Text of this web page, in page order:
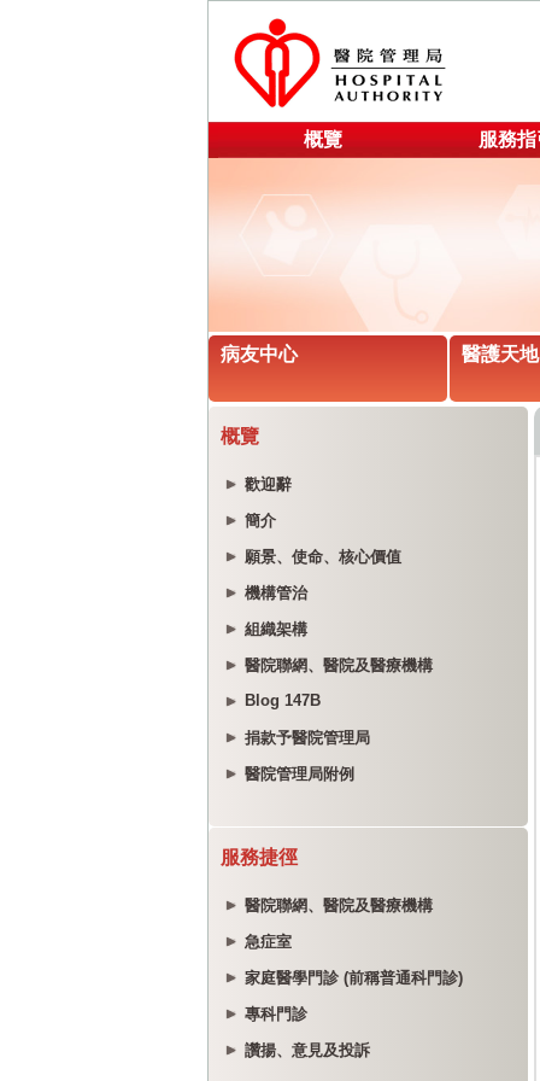
概覽 服務
病友中心 醫護天地
概覽
歡迎辭
簡介
願景、使命、核心價值
機構管治
組織架構
醫院聯網、醫院及醫療機構
Blog 147B
捐款予醫院管理局
醫院管理局附例
服務捷徑
醫院聯網、醫院及醫療機構
急症室
家庭醫學門診 (前稱普通科門診)
專科門診
讚揚、意見及投訴